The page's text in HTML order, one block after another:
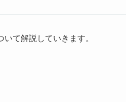
いて解説していきます。